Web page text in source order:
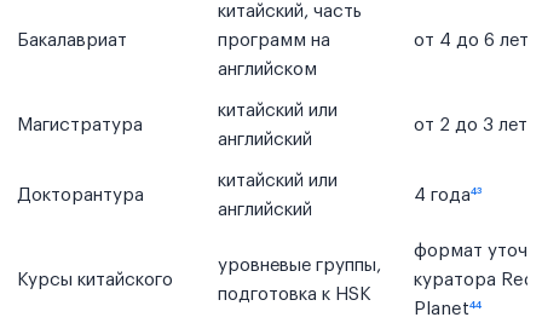
Бакалавриат
китайский, часть
программ на
английском
от 4 до 6 лет
Магистратура
китайский или
английский
от 2 до 3 лет
Докторантура
китайский или
английский
4 года⁴³
Курсы китайского
уровневые группы,
подготовка к HSK
формат
куратора Red
Planet⁴⁴